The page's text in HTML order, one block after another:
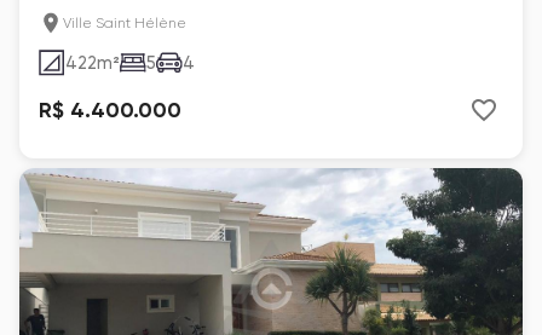
Ville Saint Hélène
422m² 5 4
R$ 4.400.000